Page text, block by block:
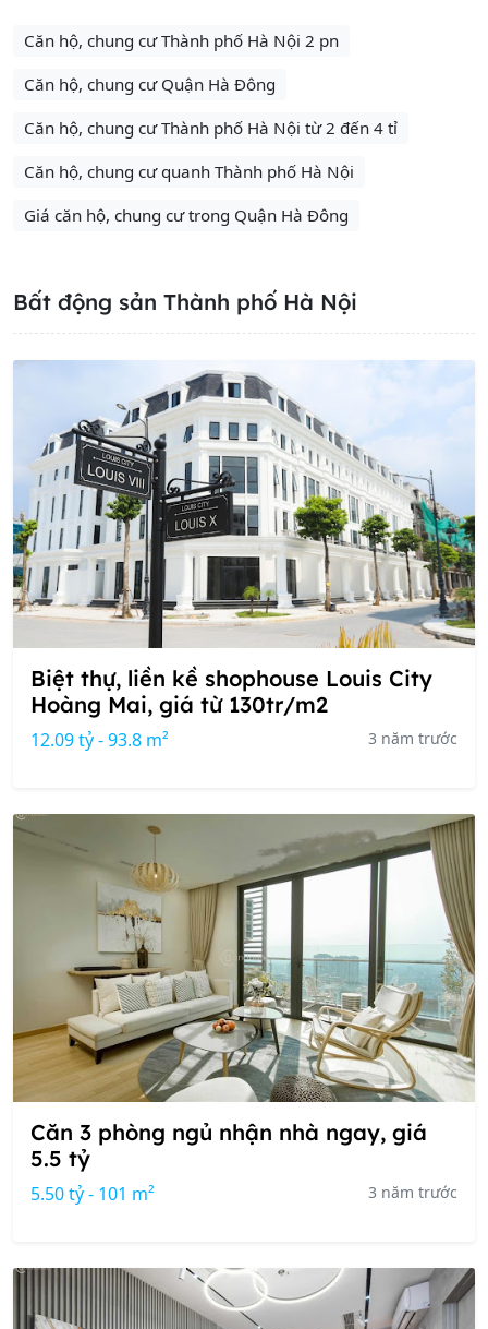
Căn hộ, chung cư Thành phố Hà Nội 2 pn
Căn hộ, chung cư Quận Hà Đông
Căn hộ, chung cư Thành phố Hà Nội từ 2 đến 4 tỉ
Căn hộ, chung cư quanh Thành phố Hà Nội
Giá căn hộ, chung cư trong Quận Hà Đông
Bất động sản Thành phố Hà Nội
Biệt thự, liền kề shophouse Louis City
Hoàng Mai, giá từ 130tr/m2
12.09 tỷ - 93.8 m² 3 năm trước
Căn 3 phòng ngủ nhận nhà ngay, giá
5.5 tỷ
5.50 tỷ - 101 m² 3 năm trước